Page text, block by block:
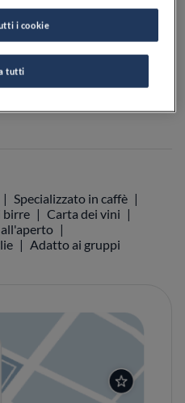
Specializzato in caffè
birre
Carta dei vini
all'aperto
Adatto ai gruppi
tutti
i cookie